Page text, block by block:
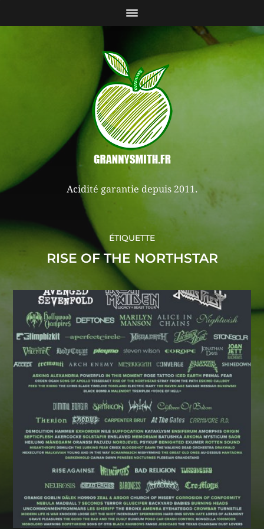
Acidité garantie depuis 2011.
ÉTIQUETTE
RISE OF THE NORTHSTAR